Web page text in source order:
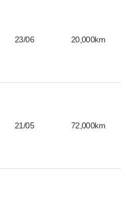
23/06 20,000km
21/05 72,000km